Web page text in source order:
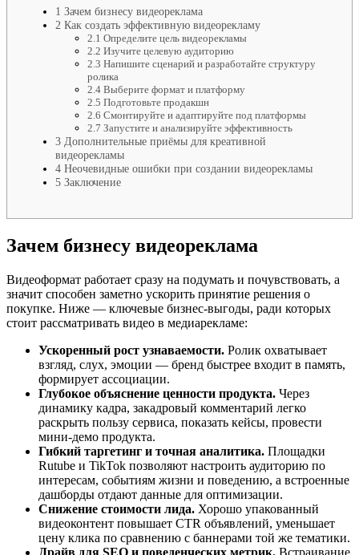
1 Зачем бизнесу видеореклама
2 Как создать эффективную видеорекламу
2.1 Определите цель видеорекламы
2.2 Изучите целевую аудиторию
2.3 Напишите сценарий и разработайте структуру
ролика
2.4 Выберите формат и платформу
2.5 Подготовьте продакшн
2.6 Смонтируйте и адаптируйте под платформы
2.7 Запустите и анализируйте эффективность
3 Дополнительные приёмы для креативной
видеорекламы
4 Неочевидные ошибки при создании видеорекламы
5 Заключение
Зачем бизнесу видеореклама
Видеоформат работает сразу на подумать и почувствовать, а
значит способен заметно ускорить принятие решения о
покупке. Ниже — ключевые бизнес-выгоды, ради которых
стоит рассматривать видео в медиарекламе:
Ускоренный рост узнаваемости. Ролик охватывает
взгляд, слух, эмоции — бренд быстрее входит в память,
формирует ассоциации.
Глубокое объяснение ценности продукта. Через
динамику кадра, закадровый комментарий легко
раскрыть пользу сервиса, показать кейсы, провести
мини-демо продукта.
Гибкий таргетинг и точная аналитика. Площадки
Rutube и TikTok позволяют настроить аудиторию по
интересам, событиям жизни и поведению, а встроенные
дашборды отдают данные для оптимизации.
Снижение стоимости лида. Хорошо упакованный
видеоконтент повышает CTR объявлений, уменьшает
цену клика по сравнению с баннерами той же тематики.
Драйв для SEO и поведенческих метрик. Встраивание